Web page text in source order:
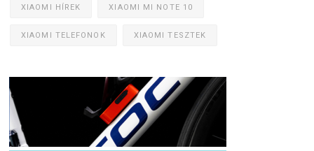
XIAOMI HÍREK XIAOMI MI NOTE 10
XIAOMI TELEFONOK XIAOMI TESZTEK